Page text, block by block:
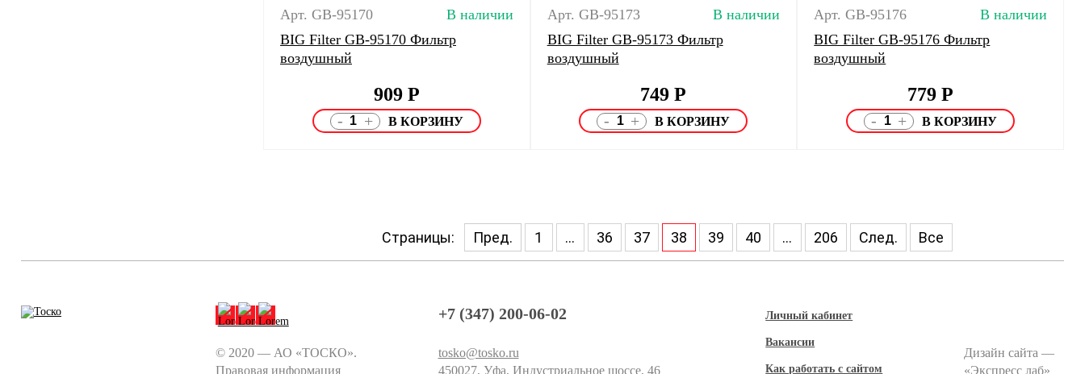
Арт. GB-95170
В наличии
BIG Filter GB-95170 Фильтр
воздушный
909 Р
- +
Арт. GB-95173
В наличии
BIG Filter GB-95173 Фильтр
воздушный
749Р
- +
Арт. GB-95176
В наличии
BIG Filter GB-95176 Фильтр
воздушный
779Р
- +
Страницы: Пред. 1 ... 36 37 38 39 40 ... 206 След. Все
© 2020 — АО «ТОСКО».
Правовая информация
+7 (347) 200-06-02
tosko@tosko.ru
450027, Уфа, Индустриальное шоссе, 46
Личный кабинет
Вакансии
Как работать с сайтом
Дизайн сайта —
«Экспресс лаб»